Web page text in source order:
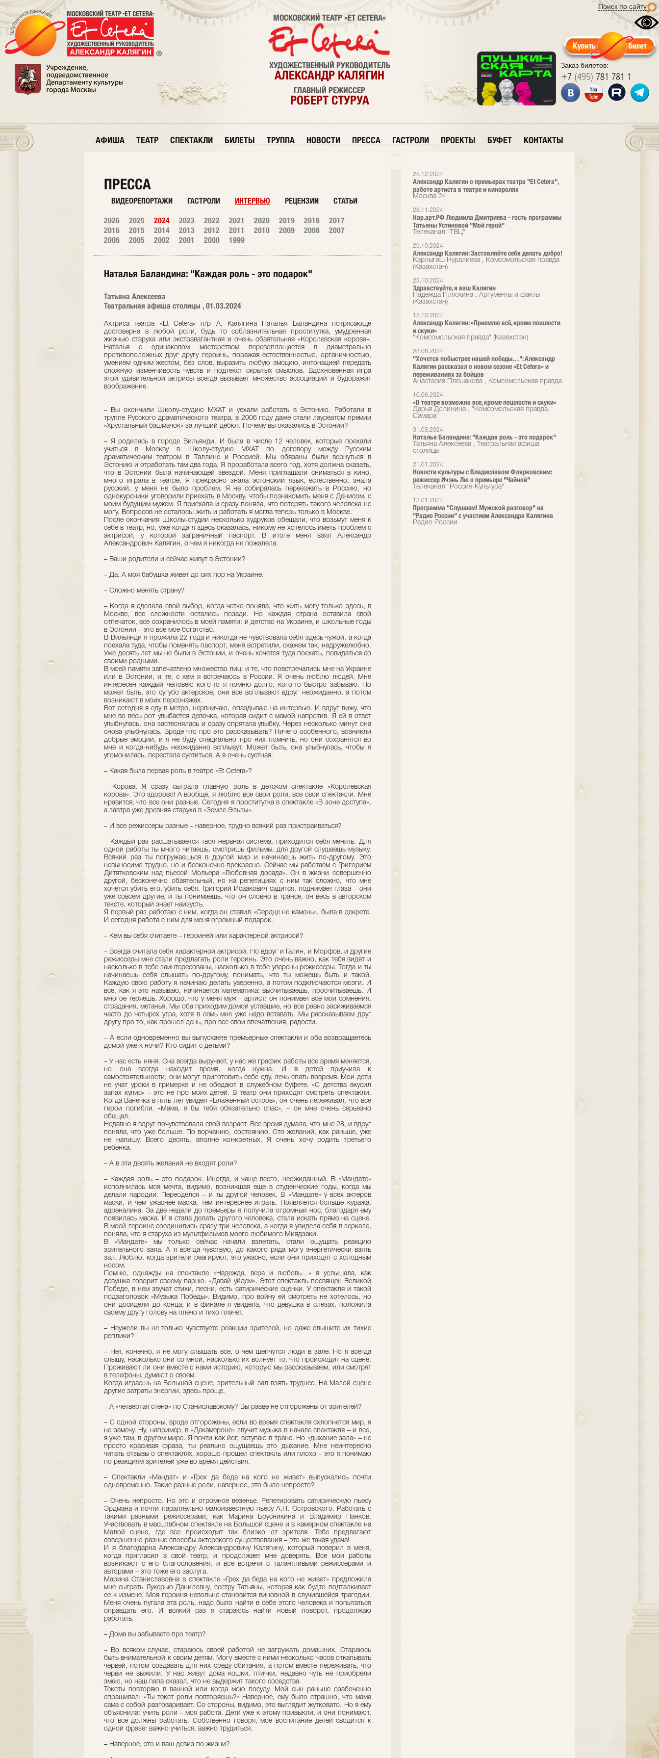
Поиск по сайту
Заказ билетов:
+7 (495) 781 781 1
МОСКОВСКИЙ ТЕАТР «ET CETERA»
ХУДОЖЕСТВЕННЫЙ РУКОВОДИТЕЛЬ
АЛЕКСАНДР КАЛЯГИН
ГЛАВНЫЙ РЕЖИССЕР
РОБЕРТ СТУРУА
АФИША ТЕАТР СПЕКТАКЛИ БИЛЕТЫ ТРУППА НОВОСТИ ПРЕССА ГАСТРОЛИ ПРОЕКТЫ БУФЕТ КОНТАКТЫ
25.12.2024
Александр Калягин о премьерах театра "Et Cetera",
работе артиста в театре и киноролях
Москва 24
28.11.2024
Нар.арт.РФ Людмила Дмитриева - гость программы
Татьяны Устиновой "Мой герой"
Телеканал "ТВЦ"
29.10.2024
Александр Калягин: Заставляйте себя делать добро!
Карлыгаш Нуралиева , Комсомольская правда
(Казахстан)
23.10.2024
Здравствуйте, я ваш Калягин
Надежда Пляскина , Аргументы и факты
(Казахстан)
15.10.2024
Александр Калягин: «Приемлю всё, кроме пошлости
и скуки»
"Комсомольская правда" (Казахстан)
28.08.2024
"Хочется побыстрее нашей победы…": Александр
Калягин рассказал о новом сезоне «Et Cetera» и
переживаниях за бойцов
Анастасия Плешакова , Комсомольская правда
10.06.2024
«В театре возможно все, кроме пошлости и скуки»
Дарья Долинина , "Комсомольская правда.
Самара"
01.03.2024
Наталья Баландина: "Каждая роль - это подарок"
Татьяна Алексеева , Театральная афиша
столицы
21.01.2024
Новости культуры с Владиславом Флярковским:
режиссер Ичэнь Лю о премьере "Чайной"
Телеканал "Россия-Культура"
13.01.2024
Программа "Слушаем! Мужской раз­говор" на
"Радио России" с уч­астием Александра Ка­лягина
Радио России
ПРЕССА
ВИДЕОРЕПОРТАЖИ ГАСТРОЛИ ИНТЕРВЬЮ РЕЦЕНЗИИ СТАТЬИ
2026 2025 2024 2023 2022 2021 2020 2019 2018
2017
2016
2015 2014 2013 2012 2011 2010 2009 2008
2007
2006
2005 2002 2001 2000 1999
Наталья Баландина: "Каждая роль - это подарок"
Татьяна Алексеева
Театральная афиша столицы , 01.03.2024
Актриса театра «Et Cetera» п/р А. Калягина Наталья Баландина потрясающе
достоверна в любой роли, будь то соблазнительная проститутка, умудренная
жизнью старуха или экстравагантная и очень обаятельная «Королевская корова».
Наталья с одинаковом мастерством перевоплощается в диаметрально
противоположных друг другу героинь, поражая естественностью, органичностью,
умением одним жестом, без слов, выразить любую эмоцию, интонацией передать
сложную изменчивость чувств и подтекст скрытых смыслов. Вдохновенная игра
этой удивительной актрисы всегда вызывает множество ассоциаций и будоражит
воображение.
– Вы окончили Школу-студию МХАТ и уехали работать в Эстонию. Работали в
труппе Русского драматического теат­ра, в 2006 году даже стали лауреатом премии
«Хрустальный башмачок» за лучший дебют. Почему вы оказались в Эстонии?
– Я родилась в городе Вильянди. И была в числе 12 человек, которые поехали
учиться в Москву в Школу-студию МХАТ по договору между Русским
драматическим театром в Таллине и Россией. Мы обязаны были вернуться в
Эстонию и отработать там два года. Я проработала всего год, хотя должна сказать,
что в Эстонии была начинающей звездой. Меня приглашали сниматься в кино,
много играла в театре. Я прекрасно знала эстонский язык, естественно, знала
русский, у меня не было проблем. Я не собиралась переезжать в Россию, но
однокурсники уговорили приехать в Москву, чтобы познакомить меня с Денисом, с
моим будущим мужем. Я приехала и сразу поняла, что потерять такого человека не
могу. Вопросов не осталось: жить и работать я могла теперь только в Москве.
После окончания Школы-студии несколько худруков обещали, что возьмут меня к
себе в театр, но, уже когда я здесь оказалась, никому не хотелось иметь проблем с
актрисой, у которой заграничный паспорт. В итоге меня взял Александр
Александрович Калягин, о чем я никогда не пожалела.
– Ваши родители и сейчас живут в Эстонии?
– Да. А моя бабушка живет до сих пор на Украине.
– Сложно менять страну?
– Когда я сделала свой выбор, когда четко поняла, что жить могу только здесь, в
Москве, все сложности остались позади. Но каждая страна оставила свой
отпечаток, все сохранилось в моей памяти: и детство на Украине, и школьные годы
в Эстонии – это все мое богатство.
В Вильянди я прожила 22 года и никогда не чувствовала себя здесь чужой, а когда
поехала туда, чтобы поменять паспорт, меня встретили, скажем так, недружелюбно.
Уже десять лет мы не были в Эстонии, и очень хочется туда поехать, повидаться со
своими родными.
В моей памяти запечатлено множество лиц: и те, что повстречались мне на Украине
или в Эстонии, и те, с кем я встречаюсь в России. Я очень люблю людей. Мне
интересен каждый человек: кого-то я помню долго, кого-то быстро забываю. Но
может быть, это сугубо актерское, они все всплывают вдруг неожиданно, а потом
возникают в моих персонажах.
Вот сегодня я еду в метро, нервничаю, опаздываю на интервью. И вдруг вижу, что
мне во весь рот улыбается девочка, которая сидит с мамой напротив. Я ей в ответ
улыбнулась, она застеснялась и сразу спрятала улыбку. Через несколько минут она
снова улыбнулась. Вроде что про это рассказывать? Ничего особенного, возникли
добрые эмоции, и я не буду специально про них помнить, но они сохранятся во
мне и когда-нибудь неожиданно всплывут. Может быть, она улыбнулась, чтобы я
угомонилась, перестала суетиться. А я очень суетная.
– Какая была первая роль в театре «Et Cetera»?
– Корова. Я сразу сыграла главную роль в детском спектакле «Королевская
корова». Это здорово! А вообще, я люблю все свои роли, все свои спектакли. Мне
нравится, что все они разные. Сегодня я проститутка в спектакле «В зоне доступа»,
а завтра уже древняя старуха в «Земле Эльзы».
– И все режиссеры разные – наверное, трудно всякий раз пристраиваться?
– Каждый раз расшатывается твоя нервная система, приходится себя менять. Для
одной работы ты много читаешь, смотришь фильмы, для другой слушаешь музыку.
Всякий раз ты погружаешься в другой мир и начинаешь жить по-другому. Это
невыносимо трудно, но и бесконечно прекрасно. Сейчас мы работаем с Григорием
Дитятковским над пьесой Мольера «Любовная досада». Он в жизни совершенно
другой, бесконечно обаятельный, но на репетициях с ним так сложно, что мне
хочется убить его, убить себя. Григорий Исаакович садится, поднимает глаза – они
уже совсем другие, и ты понимаешь, что он словно в трансе, он весь в авторском
тексте, который знает наизусть.
Я первый раз работаю с ним, когда он ставил «Сердце не камень», была в декрете.
И сегодня работа с ним для меня огромный подарок.
– Кем вы себя считаете – героиней или характерной актрисой?
– Всегда считала себя характерной актрисой. Но вдруг и Галин, и Морфов, и другие
режиссеры мне стали предлагать роли героинь. Это очень важно, как тебя видят и
насколько в тебе заинтересованы, насколько в тебе уверены режиссеры. Тогда и ты
начинаешь себя слышать по-другому, понимать, что ты можешь быть и такой.
Каждую свою работу я начинаю делать уверенно, а потом подключаются мозги. И
все, как я это называю, начинается математика: высчитываешь, просчитываешь. И
многое теряешь. Хорошо, что у меня муж – артист: он понимает все мои сомнения,
страдания, метанья. Мы оба приходим домой уставшие, но все равно засиживаемся
часто до четырех утра, хотя в семь мне уже надо вставать. Мы рассказываем друг
другу про то, как прошел день, про все свои впечатления, радости.
– А если одновременно вы выпускаете премьерные спектакли и оба возвращаетесь
домой уже к ночи? Кто сидит с детьми?
– У нас есть няня. Она всегда выручает, у нас же график работы все время меняется,
но она всегда находит время, когда нужна. И я детей приучила к
самостоятельности; они могут приготовить себе еду, лечь спать вовремя. Мои дети
не учат уроки в гримерке и не обедают в служебном буфете. «С детства вкусил
запах кулис» – это не про моих детей. В театр они приходят смотреть спектакли.
Когда Ванечка в пять лет увидел «Блаженный остров», он очень переживал, что все
герои погибли. «Мама, я бы тебя обязательно спас», – он мне очень серьезно
обещал.
Недавно я вдруг почувствовала свой возраст. Все время думала, что мне 28, и вдруг
поняла, что уже больше. По ворчанию, состоянию. Сто желаний, как раньше, уже
не напишу. Всего десять, вполне конкретных. Я очень хочу родить третьего
ребенка.
– А в эти десять желаний не входят роли?
– Каждая роль – это подарок. Иногда, и чаще всего, неожиданный. В «Мандате»
исполнилась моя мечта, видимо, возникшая еще в студенческие годы, когда мы
делали пародии. Переоделся – и ты другой человек. В «Мандате» у всех актеров
маски, и чем ужаснее маска, тем интереснее играть. Появляется больше куража,
адреналина. За две недели до премьеры я получила огромный нос, благодаря ему
появилась маска. И я стала делать другого человека, стала искать прямо на сцене.
В моей героине соединились сразу три человека, а когда я увидела себя в зеркале,
поняла, что я старуха из мультфильмов моего любимого Миядзаки.
В «Мандате» мы только сейчас начали взлетать, стали ощущать реакцию
зрительного зала. А я всегда чувствую, до какого ряда могу энергетически взять
зал. Люблю, когда зрители реагируют, это ужасно, если они приходят с холодным
носом.
Помню, однажды на спектакле «Надежда, вера и любовь…» я услышала, как
девушка говорит своему парню: «Давай уйдем». Этот спектакль посвящен Великой
Победе, в нем звучат стихи, песни, есть сатирические сценки. У спектакля и такой
подзаголовок «Музыка Победы». Видимо, про войну ей смотреть не хотелось, но
они досидели до конца, и в финале я увидела, что девушка в слезах, положила
своему другу голову на плечо и тихо плачет.
– Неужели вы не только чувствуете реакции зрителей, но даже слышите их тихие
реплики?
– Нет, конечно, я не могу слышать все, о чем шепчутся люди в зале. Но я всегда
слышу, насколько они со мной, насколько их волнует то, что происходит на сцене.
Проживают ли они вместе с нами историю, которую мы рассказываем, или смотрят
в телефоны, думают о своем.
Когда играешь на Большой сцене, зрительный зал взять труднее. На Малой сцене
другие затраты энергии, здесь проще.
– А «четвертая стена» по Станиславскому? Вы разве не отгорожены от зрителей?
– С одной стороны, вроде отгорожены, если во время спектакля схлопнется мир, я
не замечу. Ну, например, в «Декамероне» звучит музыка в начале спектакля – и все,
я уже там, в другом мире. Я почти как йог, вступаю в транс. Но «дыхание зала» – не
просто красивая фраза, ты реально ощущаешь это дыхание. Мне неинтересно
читать отзывы о спектаклях, хорошо прошел спектакль или плохо – это я понимаю
по реакциям зрителей уже во время действия.
– Спектакли «Мандат» и «Грех да беда на кого не живет» выпускались почти
одновременно. Такие разные роли, наверное, это было непросто?
– Очень непросто. Но это и огромное везенье. Репетировать сатирическую пьесу
Эрдмана и почти параллельно малоизвестную пьесу А.Н. Островского. Работать с
такими разными режиссерами, как Марина Брусникина и Владимир Панков.
Участвовать в масштабном спектакле на Большой сцене и в камерном спектакле на
Малой сцене, где все происходит так близко от зрителя. Тебе предлагают
совершенно разные способы актерского существования – это же такая удача!
И я благодарна Александру Александровичу Калягину, который поверил в меня,
когда пригласил в свой театр, и продолжает мне доверять. Все мои работы
возникают с его благословения, и все встречи с талантливыми режиссерами и
авторами – это тоже его заслуга.
Марина Станиславовна в спектакле «Грех да беда на кого не живет» предложила
мне сыграть Лукерью Даниловну, сестру Татьяны, которая как будто подталкивает
ее к измене. Моя героиня невольно становится виновной в случившейся трагедии.
Меня очень пугала эта роль, надо было найти в себе этого человека и попытаться
оправдать его. И всякий раз я стараюсь найти новый поворот, продолжаю
работать.
– Дома вы забываете про театр?
– Во всяком случае, стараюсь своей работой не загружать домашних. Стараюсь
быть внимательной к своим детям. Могу вместе с ними несколько часов откапывать
червей, потом создавать для них среду обитания, а потом вместе переживать, что
черви не выжили. У нас живут дома кошки, птички, недавно чуть не приобрели
змею, но наш папа сказал, что не выдержит такого соседства.
Тексты повторяю в ванной или когда мою посуду. Мой сын раньше озабоченно
спрашивал: «Ты текст роли повторяешь?» Наверное, ему было страшно, что мама
сама с собой разговаривает. Со стороны, видимо, это выглядит жутковато. Но я ему
объяснила: учить роли – моя работа. Дети уже к этому привыкли, и они понимают,
что все должны работать. Собственно говоря, мое воспитание детей сводится к
одной фразе: важно учиться, важно трудиться.
– Наверное, это и ваш девиз по жизни?